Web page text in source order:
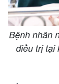
Bệnh nhân
điều trị tại